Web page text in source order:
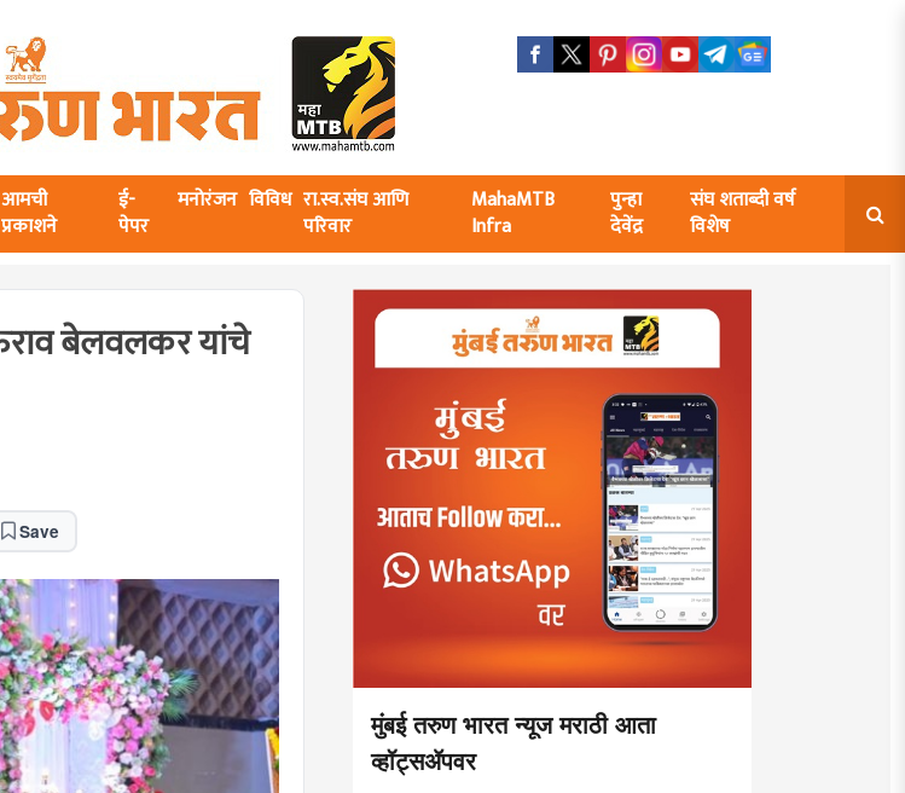
आमची
प्रकाशने
ई-
पेपर
मनोरंजन विविध रा.स्व.संघ आणि
परिवार
MahaMTB
Infra
पुन्हा
देवेंद्र
संघ शताब्दी वर्ष
विशेष
बेलवलकर यांचे
Save
मुंबई तरुण भारत न्यूज मराठी आता
व्हॉट्सॲपवर